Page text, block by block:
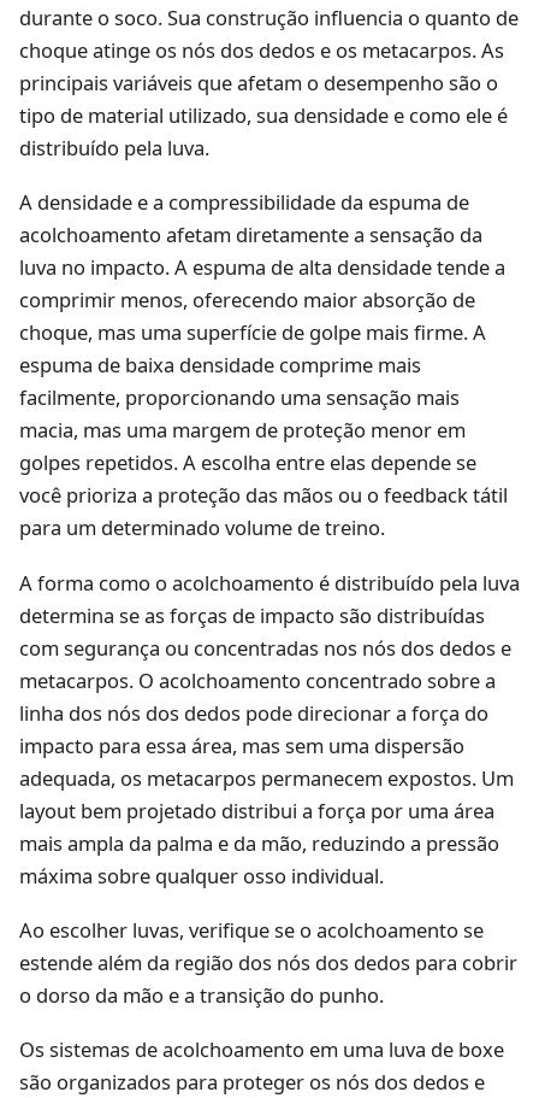
durante o soco. Sua construção influencia o quanto de
choque atinge os nós dos dedos e os metacarpos. As
principais variáveis que afetam o desempenho são o
tipo de material utilizado, sua densidade e como ele é
distribuído pela luva.
A densidade e a compressibilidade da espuma de
acolchoamento afetam diretamente a sensação da
luva no impacto. A espuma de alta densidade tende a
comprimir menos, oferecendo maior absorção de
choque, mas uma superfície de golpe mais firme. A
espuma de baixa densidade comprime mais
facilmente, proporcionando uma sensação mais
macia, mas uma margem de proteção menor em
golpes repetidos. A escolha entre elas depende se
você prioriza a proteção das mãos ou o feedback tátil
para um determinado volume de treino.
A forma como o acolchoamento é distribuído pela luva
determina se as forças de impacto são distribuídas
com segurança ou concentradas nos nós dos dedos e
metacarpos. O acolchoamento concentrado sobre a
linha dos nós dos dedos pode direcionar a força do
impacto para essa área, mas sem uma dispersão
adequada, os metacarpos permanecem expostos. Um
layout bem projetado distribui a força por uma área
mais ampla da palma e da mão, reduzindo a pressão
máxima sobre qualquer osso individual.
Ao escolher luvas, verifique se o acolchoamento se
estende além da região dos nós dos dedos para cobrir
o dorso da mão e a transição do punho.
Os sistemas de acolchoamento em uma luva de boxe
são organizados para proteger os nós dos dedos e